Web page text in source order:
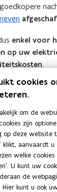
enkel voor
op uw
.
op uw
voor uw
cookies
om de
zijn
deze website
klikt, aanvaardt
welke
U kunt uw
de
Hier kunt u ook